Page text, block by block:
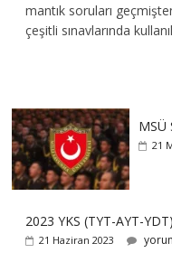
mantık soruları
çeşitli sınavlarında
MSÜ
21
2023 YKS (TYT-AYT-
21 Haziran 2023